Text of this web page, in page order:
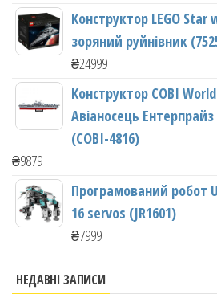
Конструктор LEGO
зоряний руйнівник
₴24999
Конструктор COBI
Авіаносець
(COBI-4816)
₴9879
Програмований робот
16 servos (JR1601)
₴7999
НЕДАВНІ ЗАПИСИ